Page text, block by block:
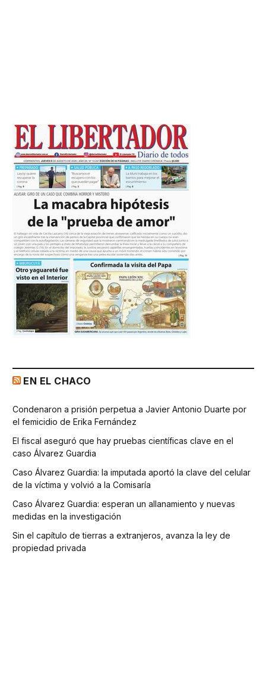
EN EL CHACO
Condenaron a prisión perpetua a Javier Antonio Duarte por
el femicidio de Erika Fernández
El fiscal aseguró que hay pruebas científicas clave en el
caso Álvarez Guardia
Caso Álvarez Guardia: la imputada aportó la clave del celular
de la víctima y volvió a la Comisaría
Caso Álvarez Guardia: esperan un allanamiento y nuevas
medidas en la investigación
Sin el capítulo de tierras a extranjeros, avanza la ley de
propiedad privada